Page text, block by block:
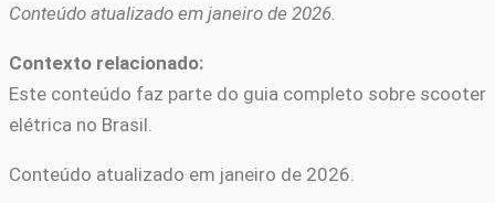
Conteúdo atualizado em janeiro de 2026.
Contexto relacionado:
Este conteúdo faz parte do guia completo sobre scooter
elétrica no Brasil.
Conteúdo atualizado em janeiro de 2026.